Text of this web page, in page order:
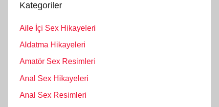
Kategoriler
Aile İçi Sex Hikayeleri
Aldatma Hikayeleri
Amatör Sex Resimleri
Anal Sex Hikayeleri
Anal Sex Resimleri